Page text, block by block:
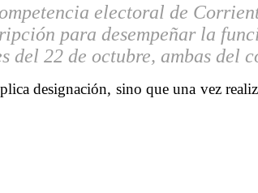
electoral de
para desempeñar la
del 22 de octubre, ambas del
designación, sino que una vez